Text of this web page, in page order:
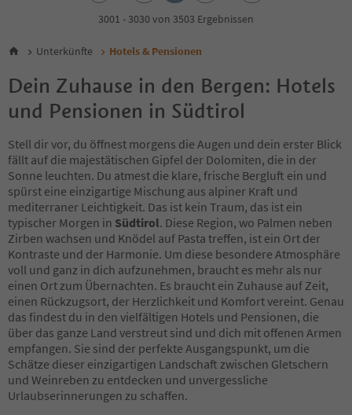
6
8
9
10
12
13
14
15
16
17
18
19
20
21
22
23
24
25
26
27
28
3001 - 3030 von 3503 Ergebnissen
Unterkünfte Hotels & Pensionen
Dein Zuhause in den Bergen: Hotels
und Pensionen in Südtirol
Stell dir vor, du öffnest morgens die Augen und dein erster Blick
fällt auf die majestätischen Gipfel der Dolomiten, die in der
Sonne leuchten. Du atmest die klare, frische Bergluft ein und
spürst eine einzigartige Mischung aus alpiner Kraft und
mediterraner Leichtigkeit. Das ist kein Traum, das ist ein
typischer Morgen in Südtirol. Diese Region, wo Palmen neben
Zirben wachsen und Knödel auf Pasta treffen, ist ein Ort der
Kontraste und der Harmonie. Um diese besondere Atmosphäre
voll und ganz in dich aufzunehmen, braucht es mehr als nur
einen Ort zum Übernachten. Es braucht ein Zuhause auf Zeit,
einen Rückzugsort, der Herzlichkeit und Komfort vereint. Genau
das findest du in den vielfältigen Hotels und Pensionen, die
über das ganze Land verstreut sind und dich mit offenen Armen
empfangen. Sie sind der perfekte Ausgangspunkt, um die
Schätze dieser einzigartigen Landschaft zwischen Gletschern
und Weinreben zu entdecken und unvergessliche
Urlaubserinnerungen zu schaffen.